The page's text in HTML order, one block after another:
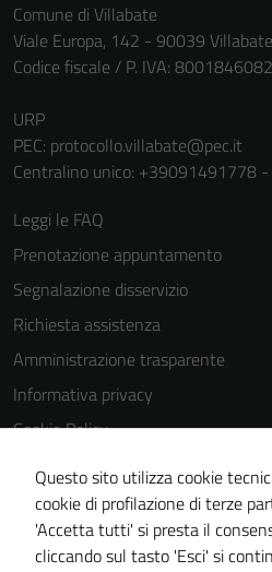
Comune di Villabate
Viale Europa, 142 - 90039
Codice fiscale / P. IVA:
URP
PEC: protocollo.villabate@pec.it
Centralino unico: +39091491778
Leggi le FAQ
Prenotazione appuntamento
Segnalazione disservizio
Richiesta assistenza
Amministrazione trasparente
Informativa privacy
Cookie Policy
Note legali
Dichiarazione di accessibilità
Obiettivi di accessibilità
Questo sito utilizza cookie
cookie di profilazione di terze
'Accetta tutti' si presta il
cliccando sul tasto 'Esci' si